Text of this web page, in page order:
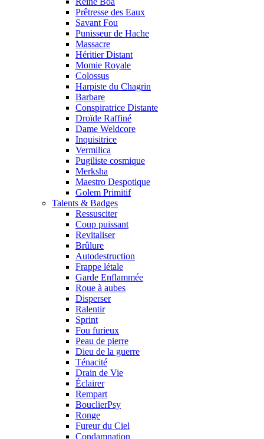
Prêtresse des Eaux
Savant Fou
Punisseur de Hache
Massacre
Héritier Distant
Momie Royale
Colossus
Harpiste du Chagrin
Barbare
Conspiratrice Distante
Droïde Raffiné
Dame Weldcore
Inquisitrice
Vermilica
Pugiliste cosmique
Merksha
Maestro Despotique
Golem Primitif
Talents & Badges
Ressusciter
Coup puissant
Revitaliser
Brûlure
Autodestruction
Frappe létale
Garde Enflammée
Roue à aubes
Disperser
Ralentir
Sprint
Fou furieux
Peau de pierre
Dieu de la guerre
Ténacité
Drain de Vie
Éclairer
Rempart
BouclierPsy
Ronge
Fureur du Ciel
Condamnation